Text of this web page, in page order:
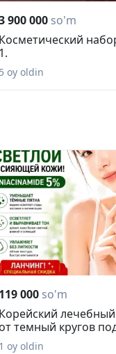
900 000 so'm
Косметический
1.
5 oy oldin
119 000 so'm
Корейский
от темный кругов
глаза...
1 oy oldin